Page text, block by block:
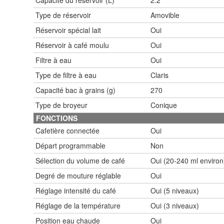
Type de réservoir
Amovible
Réservoir spécial lait
Oui
Réservoir à café moulu
Oui
Filtre à eau
Oui
Type de filtre à eau
Claris
Capacité bac à grains (g)
270
Type de broyeur
Conique
FONCTIONS
Cafetière connectée
Oui
Départ programmable
Non
Sélection du volume de café
Oui (20-240 ml
Degré de mouture réglable
Oui
Réglage intensité du café
Oui (5 niveaux)
Réglage de la température
Oui (3 niveaux)
Position eau chaude
Oui